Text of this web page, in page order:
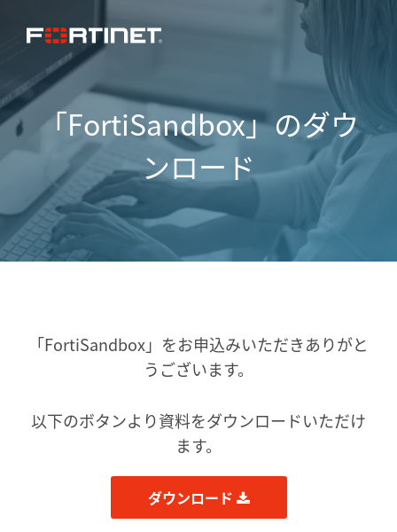
「FortiSandbox」のダウ
ンロード
「FortiSandbox」をお申込みいただきありがと
うございます。
以下のボタンより資料をダウンロードいただけ
ます。
ダウンロード